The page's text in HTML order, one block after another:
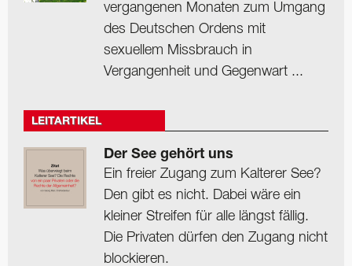
vergangenen Monaten zum Umgang
des Deutschen Ordens mit
sexuellem Missbrauch in
Vergangenheit und Gegenwart ...
LEITARTIKEL
Der See gehört uns
Ein freier Zugang zum Kalterer See?
Den gibt es nicht. Dabei wäre ein
kleiner Streifen für alle längst fällig.
Die Privaten dürfen den Zugang nicht
blockieren.